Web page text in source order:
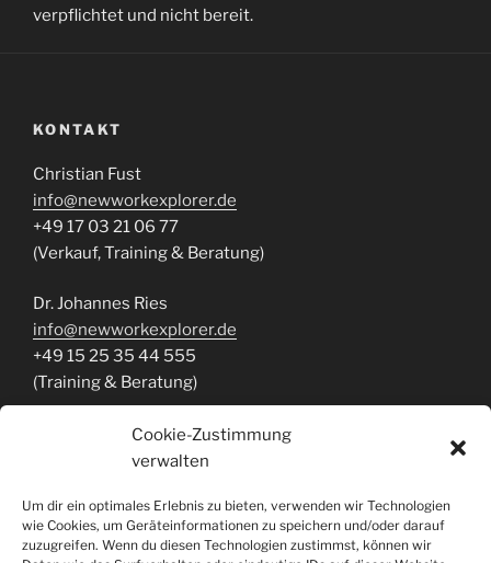
Cookie-Zustimmung
verwalten
Um dir ein optimales Erlebnis zu bieten, verwenden wir Technologien
wie Cookies, um Geräteinformationen zu speichern und/oder darauf
zuzugreifen. Wenn du diesen Technologien zustimmst, können wir
verpflichtet und nicht bereit.
KONTAKT
Christian Fust
info@newworkexplorer.de
+49 17 03 21 06 77
(Verkauf, Training & Beratung)
Dr. Johannes Ries
info@newworkexplorer.de
+49 15 25 35 44 555
(Training & Beratung)
NEW WORK EXPLORER
Kulturanalyse | Visionsdesign | Transformation